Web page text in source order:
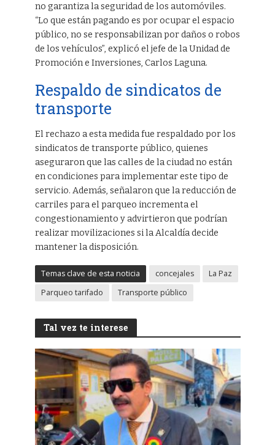
no garantiza la seguridad de los automóviles.
“Lo que están pagando es por ocupar el espacio
público, no se responsabilizan por daños o robos
de los vehículos”, explicó el jefe de la Unidad de
Promoción e Inversiones, Carlos Laguna.
Respaldo de sindicatos de
transporte
El rechazo a esta medida fue respaldado por los
sindicatos de transporte público, quienes
aseguraron que las calles de la ciudad no están
en condiciones para implementar este tipo de
servicio. Además, señalaron que la reducción de
carriles para el parqueo incrementa el
congestionamiento y advirtieron que podrían
realizar movilizaciones si la Alcaldía decide
mantener la disposición.
Temas clave de esta noticia concejales
La Paz
Parqueo tarifado
Transporte público
Tal vez te interese